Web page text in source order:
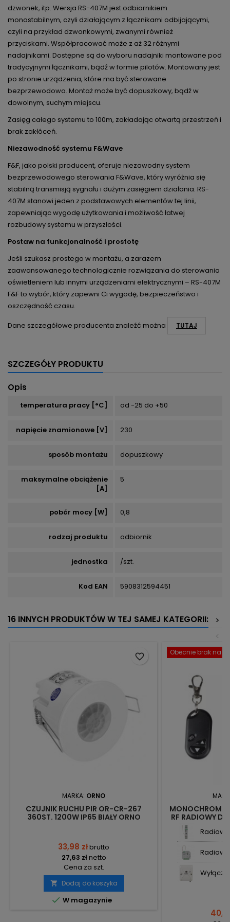
dzwonek, itp. Wersja RS-407M jest odbiornikiem
monostabilnym, czyli działającym z łącznikami odbijającymi,
czyli na przykład dzwonkowymi, zwanymi również
przyciskami. Współpracować może z aż 32 różnymi
nadajnikami. Dostępne są do wyboru nadajniki montowane pod
tradycyjnymi łącznikami, bądź w formie pilotów. Montowany jest
po stronie urządzenia, które ma być sterowane
bezprzewodowo. Montaż może być dopuszkowy, bądź w
dowolnym, suchym miejscu.
Zasięg całego systemu to 100m, zakładając otwartą przestrzeń i
brak zakłóceń.
Niezawodność systemu F&Wave
F&F, jako polski producent, oferuje niezawodny system
bezprzewodowego sterowania F&Wave, który wyróżnia się
stabilną transmisją sygnału i dużym zasięgiem działania. RS-
407M stanowi jeden z podstawowych elementów tej linii,
zapewniając wygodę użytkowania i możliwość łatwej
rozbudowy systemu w przyszłości.
Postaw na funkcjonalność i prostotę
Jeśli szukasz prostego w montażu, a zarazem
zaawansowanego technologicznie rozwiązania do sterowania
oświetleniem lub innymi urządzeniami elektrycznymi – RS-407M
F&F to wybór, który zapewni Ci wygodę, bezpieczeństwo i
oszczędność czasu.
Dane szczegółowe producenta znaleźć można
TUTAJ
SZCZEGÓŁY PRODUKTU
Opis
temperatura pracy [°C] od -25 do +50
napięcie znamionowe [V] 230
sposób montażu dopuszkowy
maksymalne obciążenie
[A]
5
pobór mocy [W] 0,8
rodzaj produktu odbiornik
jednostka /szt.
Kod EAN 5908312594451
16 INNYCH PRODUKTÓW W TEJ SAMEJ KATEGORII:
>
<
MARKA: ORNO
CZUJNIK RUCHU PIR OR-CR-267
360ST. 1200W IP65 BIAŁY ORNO
33,98 złbrutto
27,63 złnetto
Cena za szt.
 Dodaj do koszyka
 W magazynie
favorite_border Obecnie brak na
RF RADIOWY
24V/192W VT-
Radiowy